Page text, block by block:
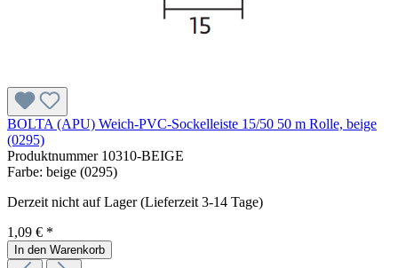
BOLTA (APU) Weich-PVC-Sockelleiste 15/50 50 m Rolle, beige
(0295)
Produktnummer 10310-BEIGE
Farbe: beige (0295)
Derzeit nicht auf Lager (Lieferzeit 3-14 Tage)
1,09 € *
In den Warenkorb